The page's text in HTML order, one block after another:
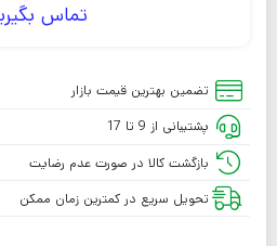
تماس
تضمین بهترین قیمت بازار
پشتیبانی از 9 تا 17
بازگشت کالا در صورت عدم رضایت
تحویل سریع در کمترین زمان ممکن